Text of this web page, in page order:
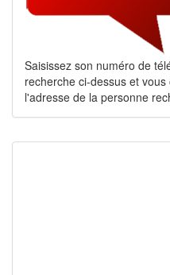
Saisissez son numéro de
recherche ci-dessus et
l'adresse de la personne